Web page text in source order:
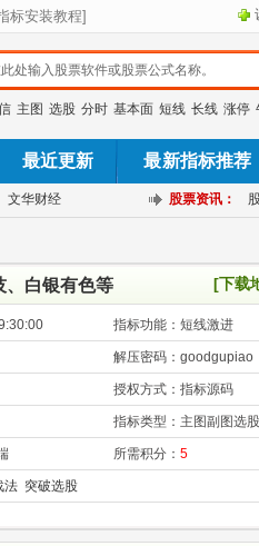
主图 选股 分时 基本面 短线 长线 涨停
最近更新 最新指标推荐
文华财经 股票资讯：
、白银有色等 [下载
指标功能： 短线激进
解压密码： goodgupiao
授权方式： 指标源码
指标类型： 主图副图选股
所需积分： 5
法 突破选股